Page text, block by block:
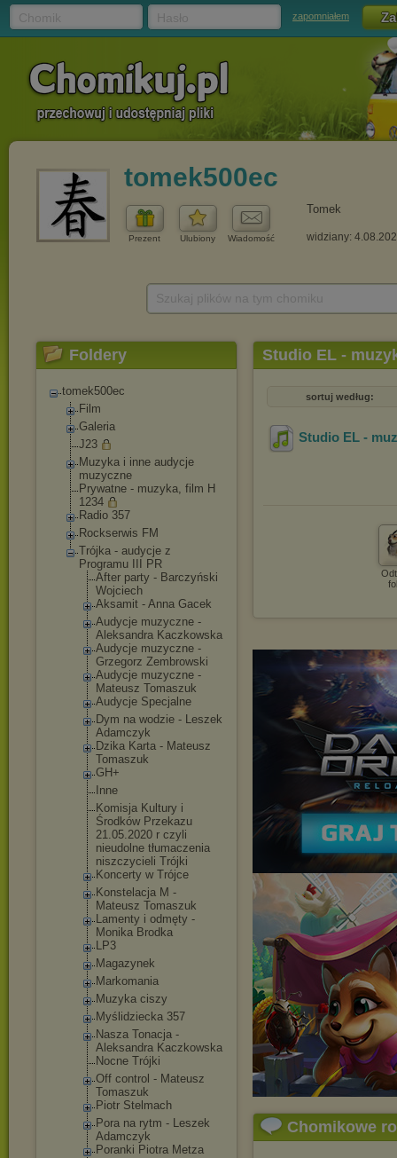
zapomniałem
tomek500ec
Prezent Ulubiony Wiadomość
Tomek
widziany:
Foldery
tomek500ec
Film
Galeria
J23
Muzyka i inne audycje
muzyczne
Prywatne - muzyka, film H
1234
Radio 357
Rockserwis FM
Trójka - audycje z
Programu III PR
After party - Barczyński
Wojciech
Aksamit - Anna Gacek
Audycje muzyczne -
Aleksandra Kaczkowska
Audycje muzyczne -
Grzegorz Zembrowski
Audycje muzyczne -
Mateusz Tomaszuk
Audycje Specjalne
Dym na wodzie - Leszek
Adamczyk
Dzika Karta - Mateusz
Tomaszuk
GH+
Inne
Komisja Kultury i
Środków Przekazu
21.05.2020 r czyli
nieudolne tłumaczenia
niszczycieli Trójki
Koncerty w Trójce
Konstelacja M -
Mateusz Tomaszuk
Lamenty i odmęty -
Monika Brodka
LP3
Magazynek
Markomania
Muzyka ciszy
Myślidziecka 357
Nasza Tonacja -
Aleksandra Kaczkowska
Nocne Trójki
Off control - Mateusz
Tomaszuk
Piotr Stelmach
Pora na rytm - Leszek
Adamczyk
Poranki Piotra Metza
Studio EL -
sortuj według:
Studio EL -
Chomikowe